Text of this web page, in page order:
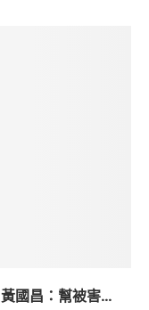
國昌：幫被害...